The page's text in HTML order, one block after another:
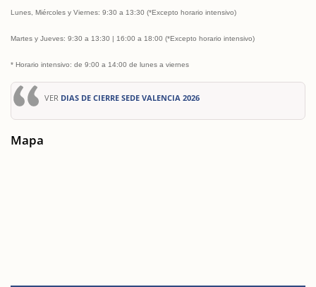
Lunes, Miércoles y Viernes: 9:30 a 13:30 (*Excepto horario intensivo)
Martes y Jueves: 9:30 a 13:30 | 16:00 a 18:00 (*Excepto horario intensivo)
* Horario intensivo: de 9:00 a 14:00 de lunes a viernes
VER DIAS DE CIERRE SEDE VALENCIA 2026
Mapa